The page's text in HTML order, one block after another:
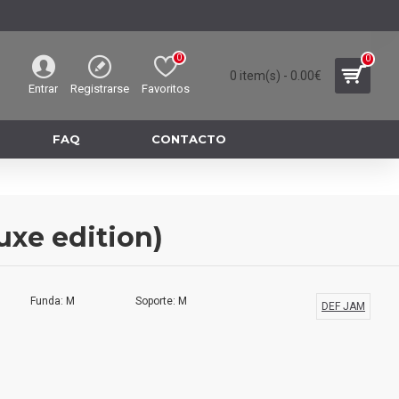
Entrar Registrarse Favoritos
0
0 item(s) - 0.00€
0
FAQ CONTACTO
edition)
Funda: M Soporte: M DEF JAM